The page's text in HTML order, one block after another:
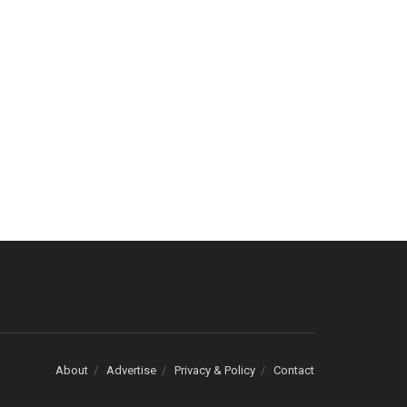
About Advertise Privacy & Policy Contact